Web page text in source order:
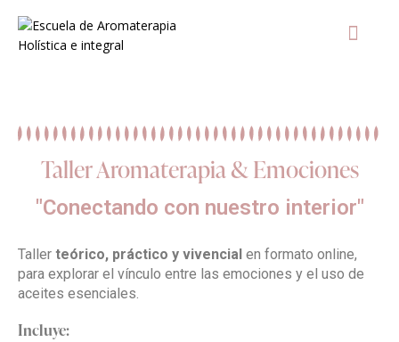
Taller Aromaterapia & Emociones
"Conectando con nuestro interior"
Taller teórico, práctico y vivencial en formato online,
para explorar el vínculo entre las emociones y el uso de
aceites esenciales.
Incluye: